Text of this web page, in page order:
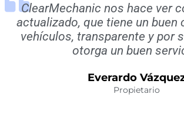
ClearMechanic nos hace ver
actualizado, que tiene un buen
vehículos, transparente y por
otorga un buen
Everardo
Propietario